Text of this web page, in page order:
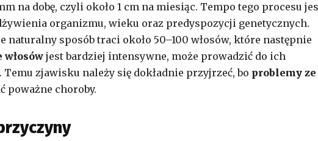
na dobę, czyli około 1 cm na miesiąc. Tempo tego procesu
organizmu, wieku oraz predyspozycji genetycznych.
naturalny sposób traci około 50–100 włosów, które następnie
jest bardziej intensywne, może prowadzić do ich
zjawisku należy się dokładnie przyjrzeć, bo problemy
poważne choroby.